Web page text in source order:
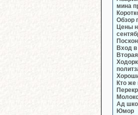
мина
Обзор
Цены
Вход в
Кто
Ад
Юмор